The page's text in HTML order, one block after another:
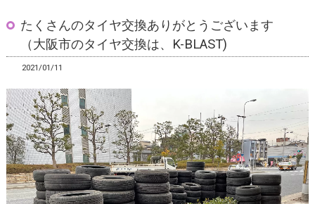
たくさんのタイヤ交換ありがとうございます
（大阪市のタイヤ交換は、K-BLAST)
2021/01/11